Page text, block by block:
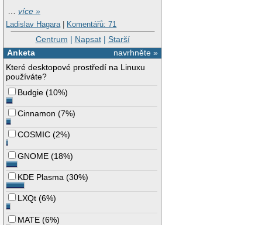
…více »
Ladislav Hagara | Komentářů: 71
Centrum | Napsat| Starší
navrhněte »
Anketa
Které desktopové prostředí na Linuxu
používáte?
Budgie (10%)
Cinnamon (7%)
COSMIC (2%)
GNOME (18%)
KDE Plasma (30%)
LXQt (6%)
MATE (6%)